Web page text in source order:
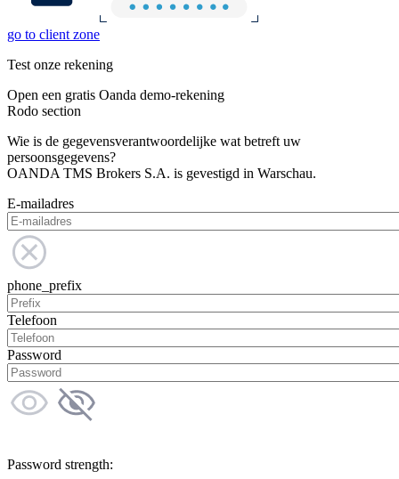
go to client zone
Test onze rekening
Open een gratis Oanda demo-rekening
Rodo section
Wie is de gegevensverantwoordelijke wat betreft uw
persoonsgegevens?
OANDA TMS Brokers S.A. is gevestigd in Warschau.
E-mailadres
phone_prefix
Telefoon
Password
Password strength: